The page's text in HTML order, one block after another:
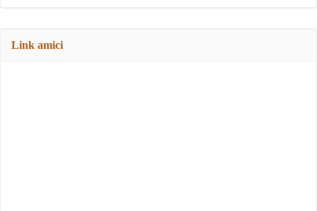
Link amici